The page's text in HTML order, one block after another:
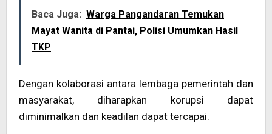
Baca Juga: Warga Pangandaran Temukan
Mayat Wanita di Pantai, Polisi Umumkan Hasil
TKP
Dengan kolaborasi antara lembaga pemerintah dan
masyarakat, diharapkan korupsi dapat
diminimalkan dan keadilan dapat tercapai.